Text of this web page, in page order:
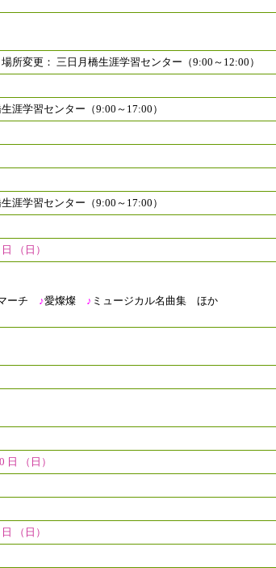
所変更： 三日月橋生涯学習センター（9:00～12:00）
涯学習センター（9:00～17:00）
涯学習センター（9:00～17:00）
（日）
ーチ ♪愛燦燦 ♪ ミュージカル名曲集 ほか
日 （日）
（日）